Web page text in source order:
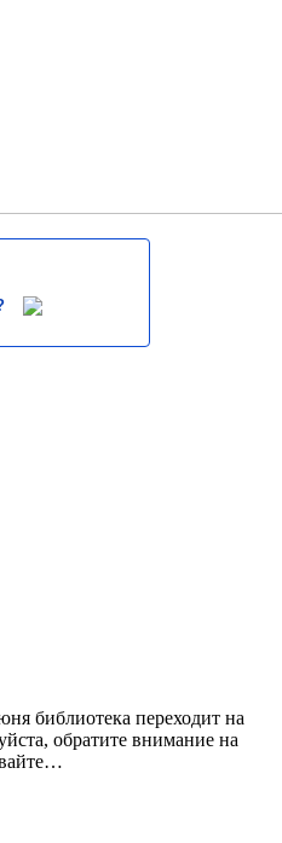
библиотека переходит на
обратите внимание на